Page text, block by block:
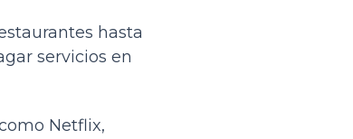
hasta
servicios en
Netflix,